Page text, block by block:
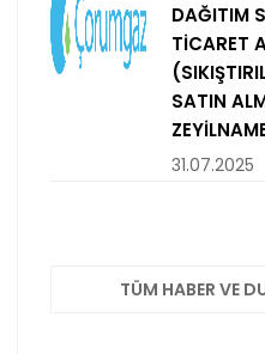
DAĞITIM
TİCARET
SATIN
31.07.2025
TÜM HABER VE